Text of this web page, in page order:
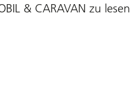
& CARAVAN zu lesen